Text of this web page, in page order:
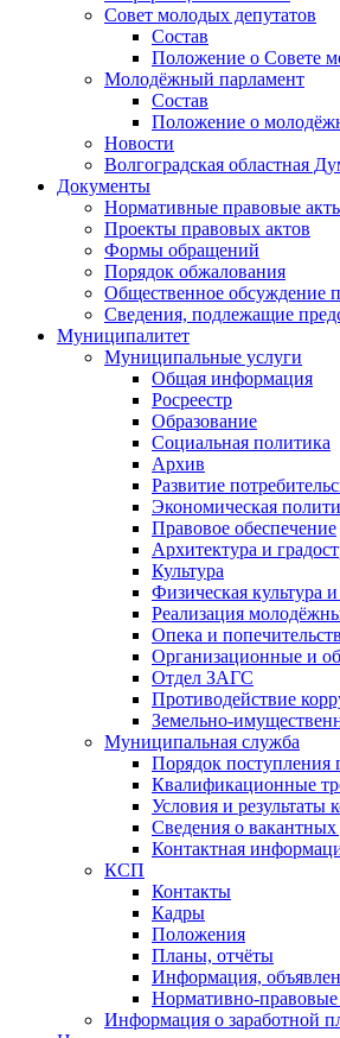
Совет молодых депутатов
Состав
Положение о Совете
Молодёжный парламент
Состав
Положение о
Новости
Волгоградская областная
Документы
Нормативные правовые
Проекты правовых актов
Формы обращений
Порядок обжалования
Общественное обсуждение
Сведения, подлежащие
Муниципалитет
Муниципальные услуги
Общая информация
Росреестр
Образование
Социальная политика
Архив
Развитие
Экономическая
Правовое обеспечение
Архитектура и
Культура
Физическая культура
Реализация
Опека и
Организационные и
Отдел ЗАГС
Противодействие
Земельно-
Муниципальная служба
Порядок
Квалификационные
Условия и результаты
Сведения о
Контактная
КСП
Контакты
Кадры
Положения
Планы, отчёты
Информация,
Нормативно-
Информация о заработной